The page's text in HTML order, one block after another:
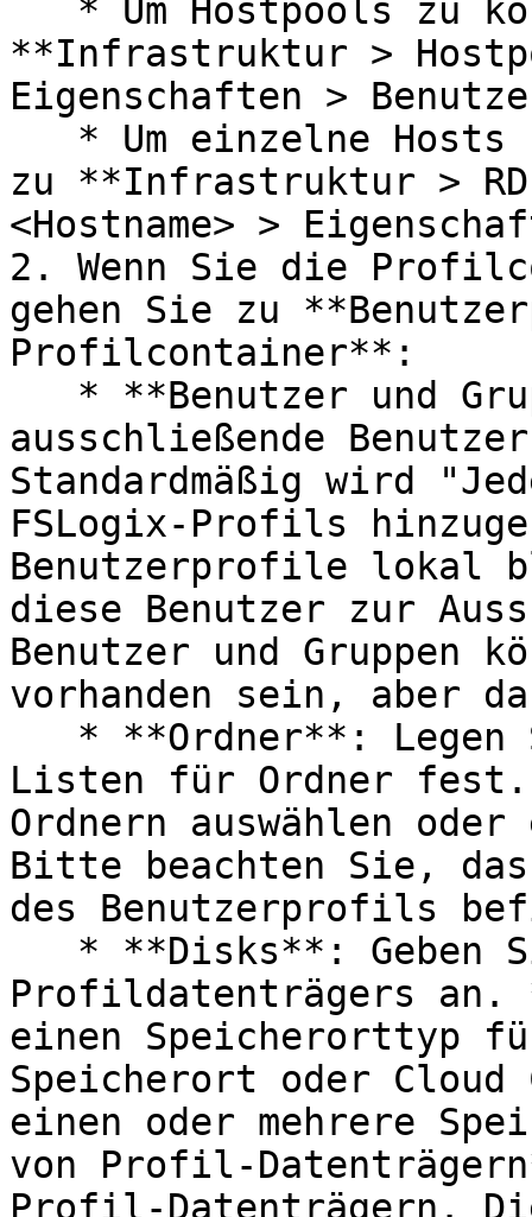
**Infrastruktur >
Eigenschaften >
zu **Infrastruktur >
<Hostname> >
2. Wenn Sie die
gehen Sie zu
Profilcontainer**:
ausschließende
Standardmäßig wird
FSLogix-Profils
Benutzerprofile lokal
diese Benutzer zur
Benutzer und Gruppen
vorhanden sein, aber
Listen für Ordner fest.
Ordnern auswählen
Bitte beachten Sie,
des Benutzerprofils
Profildatenträgers an.
einen Speicherorttyp
Speicherort oder Cloud
einen oder mehrere
von Profil-
Profil-Datenträgern.